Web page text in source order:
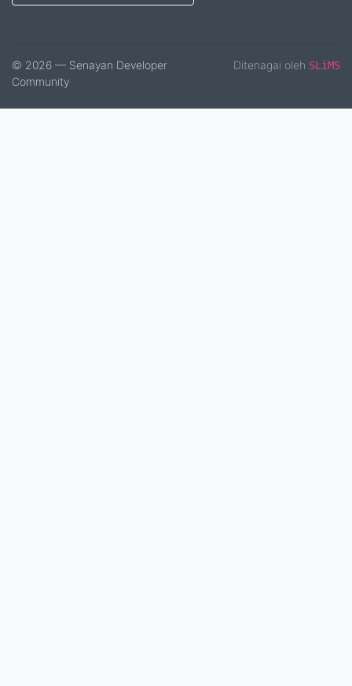
© 2026 — Senayan Developer
Community
Ditenagai oleh SLiMS